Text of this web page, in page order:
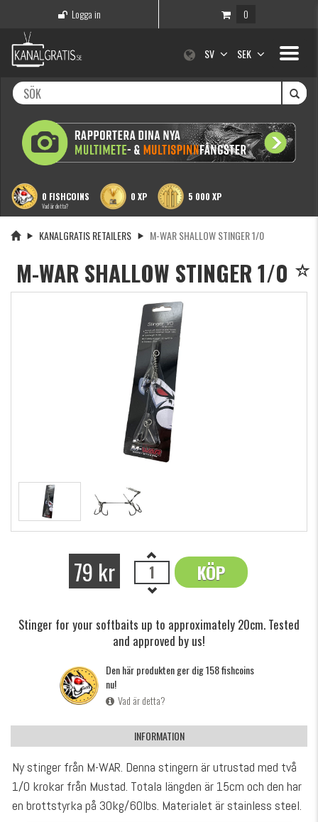
Logga in 0
Toggle
SV SEK
0 FISHCOINS
Vad är detta?
0 XP 5 000 XP
KANALGRATIS RETAILERS M-WAR SHALLOW STINGER 1/0
M-WAR SHALLOW STINGER 1/0
79 kr KÖP
OK
Stinger for your softbaits up to approximately 20cm. Tested
and approved by us!
Den här produkten ger dig 158 fishcoins
nu!
Vad är detta?
INFORMATION
Ny stinger från M-WAR. Denna stingern är utrustad med två
1/0 krokar från Mustad. Totala längden är 15cm och den har
en brottstyrka på 30kg/60lbs. Materialet är stainless steel.